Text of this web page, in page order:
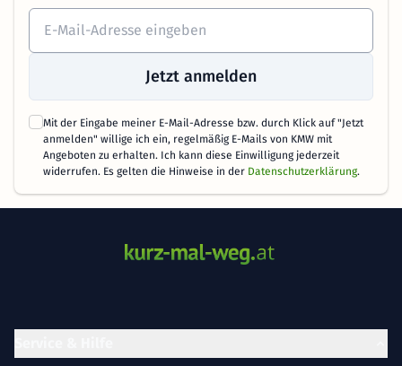
Jetzt anmelden
Mit der Eingabe meiner E-Mail-Adresse bzw. durch Klick auf "Jetzt
anmelden" willige ich ein, regelmäßig E-Mails von KMW mit
Angeboten zu erhalten. Ich kann diese Einwilligung jederzeit
widerrufen. Es gelten die Hinweise in der Datenschutzerklärung.